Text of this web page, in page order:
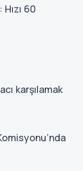
60
karşılamak